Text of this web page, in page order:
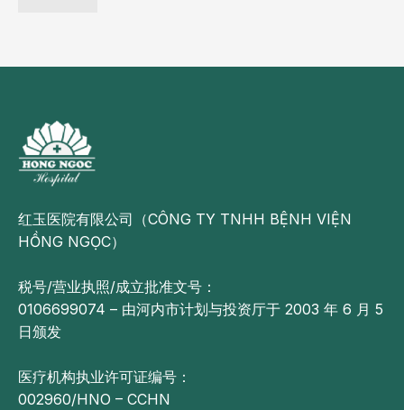
红玉医院有限公司（CÔNG TY TNHH BỆNH VIỆN
HỒNG NGỌC）
税号/营业执照/成立批准文号：
0106699074 – 由河内市计划与投资厅于 2003 年 6 月 5
日颁发
医疗机构执业许可证编号：
002960/HNO – CCHN